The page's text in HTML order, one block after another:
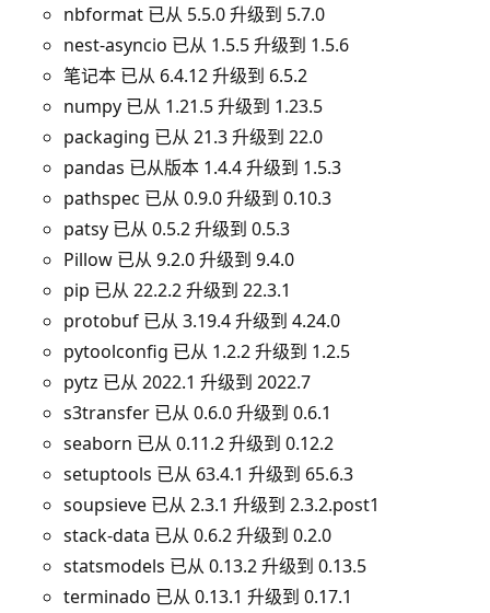
nbformat 已从 5.5.0 升级到 5.7.0
nest-asyncio 已从 1.5.5 升级到 1.5.6
笔记本 已从 6.4.12 升级到 6.5.2
numpy 已从 1.21.5 升级到 1.23.5
packaging 已从 21.3 升级到 22.0
pandas 已从版本 1.4.4 升级到 1.5.3
pathspec 已从 0.9.0 升级到 0.10.3
patsy 已从 0.5.2 升级到 0.5.3
Pillow 已从 9.2.0 升级到 9.4.0
pip 已从 22.2.2 升级到 22.3.1
protobuf 已从 3.19.4 升级到 4.24.0
pytoolconfig 已从 1.2.2 升级到 1.2.5
pytz 已从 2022.1 升级到 2022.7
s3transfer 已从 0.6.0 升级到 0.6.1
seaborn 已从 0.11.2 升级到 0.12.2
setuptools 已从 63.4.1 升级到 65.6.3
soupsieve 已从 2.3.1 升级到 2.3.2.post1
stack-data 已从 0.6.2 升级到 0.2.0
statsmodels 已从 0.13.2 升级到 0.13.5
terminado 已从 0.13.1 升级到 0.17.1